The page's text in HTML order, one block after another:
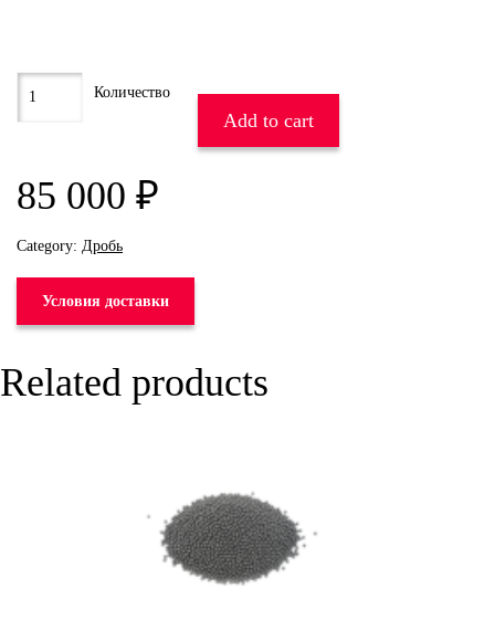
85 000 ₽
Add to cart
Category: Дробь
Условия доставки
Related products